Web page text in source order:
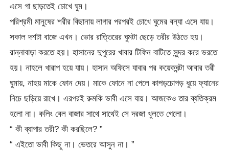
এসে গা ছাড়তেই চোখে ঘুম।
পরিশ্রমী মানুষের শরীর বিছানায় লাগার পরপরই চোখে ঘুমের বন্যা এসে যায়।
সকাল দশটা বাজে এখন। ভোর রাত্তিরের ঘুমটা ছেড়ে তরীর উঠতে হয়।
রান্নাবাড়া করতে হয়। হাসানের দুপুরের খাবার টিফিন বাটিতে সুন্দর করে ভরতে
হয়। নাহলে খারাপ হয়ে যায়। হাসান অফিসে যাবার পর কয়েকঘন্টা আবার তরী
ঘুমায়, নাহয় মাকে ফোন দেয়। মাকে ফোনে না পেলে কাপড়চোপড় ধুয়ে ফ্যানের
নিচে ছড়িয়ে রাখে। এরপরই রুমকি ভাবী এসে যায়। আজকেও তার ব্যতিক্রম
হলো না। কলিং বেল বাজার সাথে সাথেই সে দরজা খুলতে গেলো।
“ কী ব্যাপার তরী? কী করছিলে? ”
“ এইতো ভাবী কিছু না। ভেতরে আসুন না। ”